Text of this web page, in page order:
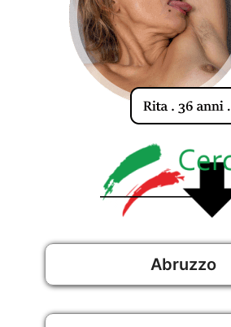
Abruzzo